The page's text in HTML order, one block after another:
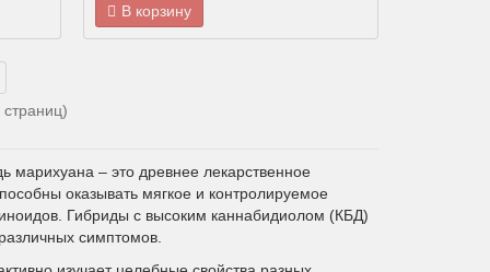
В корзину
марихуана – это древнее лекарственное
оказывать мягкое и контролируемое
Гибриды с высоким каннабидиолом (КБД)
симптомов.